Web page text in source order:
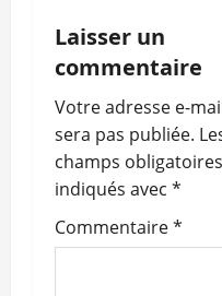
t
i
o
n
d
’
Laisser un
commentaire
Votre adresse e-
sera pas publiée.
champs
indiqués avec *
Commentaire*